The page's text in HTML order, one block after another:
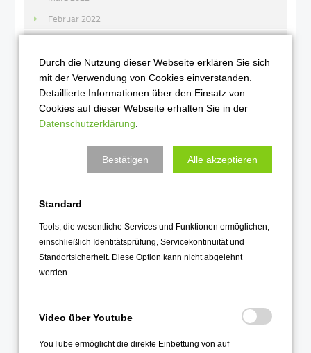
Februar 2022
2021
Dezember 2021
November 2021
September 2021
Juli 2021
Juni 2021
Mai 2021
April 2021
Februar 2021
Durch die Nutzung dieser Webseite erklären Sie sich
mit der Verwendung von Cookies einverstanden.
Detaillierte Informationen über den Einsatz von
Cookies auf dieser Webseite erhalten Sie in der
Datenschutzerklärung
Bestätigen Alle akzeptieren
Standard
Tools, die wesentliche Services und Funktionen ermöglichen,
einschließlich Identitätsprüfung, Servicekontinuität und
Standortsicherheit. Diese Option kann nicht abgelehnt
werden.
Video über Youtube
YouTube ermöglicht die direkte Einbettung von auf